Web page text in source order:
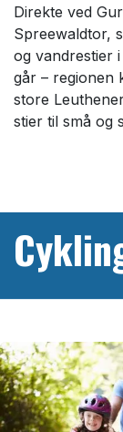
Direkte ved
Spreewaldtor,
og vandrestier
går – regionen
store
stier til små og